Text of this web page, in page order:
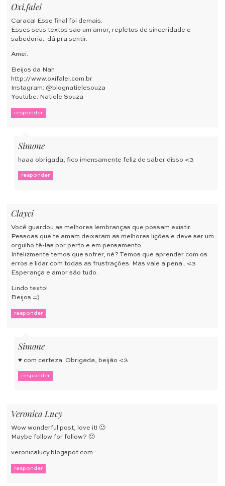
Oxi,falei
Caraca! Esse final foi demais.
Esses seus textos são um amor, repletos de sinceridade e
sabedoria.. dá pra sentir.
Amei.
Beijos da Nah
http://www.oxifalei.com.br
Instagram: @blognatielesouza
Youtube: Natiele Souza
responder
Simone
haaa obrigada, fico imensamente feliz de saber disso <3
responder
Clayci
Você guardou as melhores lembranças que possam existir.
Pessoas que te amam deixaram as melhores lições e deve ser um
orgulho tê-las por perto e em pensamento.
Infelizmente temos que sofrer, né? Temos que aprender com os
erros e lidar com todas as frustrações. Mas vale a pena.. <3
Esperança e amor são tudo.
Lindo texto!
Beijos =)
responder
Simone
♥ com certeza. Obrigada, beijão <3
responder
Veronica Lucy
Wow wonderful post, love it! 🙂
Maybe follow for follow? 🙂
veronicalucy.blogspot.com
responder